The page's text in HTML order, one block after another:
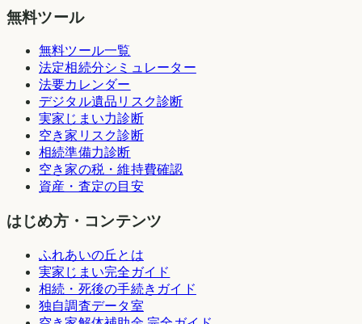
無料ツール
無料ツール一覧
法定相続分シミュレーター
法要カレンダー
デジタル遺品リスク診断
実家じまい力診断
空き家リスク診断
相続準備力診断
空き家の税・維持費確認
資産・査定の目安
はじめ方・コンテンツ
ふれあいの丘とは
実家じまい完全ガイド
相続・死後の手続きガイド
独自調査データ室